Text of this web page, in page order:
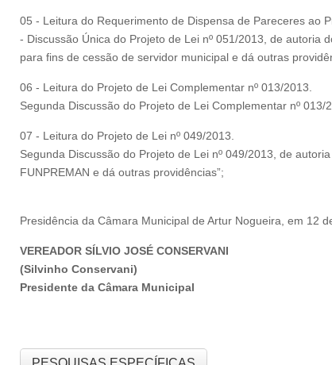
05 - Leitura do Requerimento de Dispensa de Pareceres ao
- Discussão Única do Projeto de Lei nº 051/2013, de autoria
para fins de cessão de servidor municipal e dá outras
06 - Leitura do Projeto de Lei Complementar nº 013/2013.
Segunda Discussão do Projeto de Lei Complementar nº
07 - Leitura do Projeto de Lei nº 049/2013.
Segunda Discussão do Projeto de Lei nº 049/2013, de
FUNPREMAN e dá outras providências”;
Presidência da Câmara Municipal de Artur Nogueira, em 12
VEREADOR SÍLVIO JOSÉ CONSERVANI
(Silvinho Conservani)
Presidente da Câmara Municipal